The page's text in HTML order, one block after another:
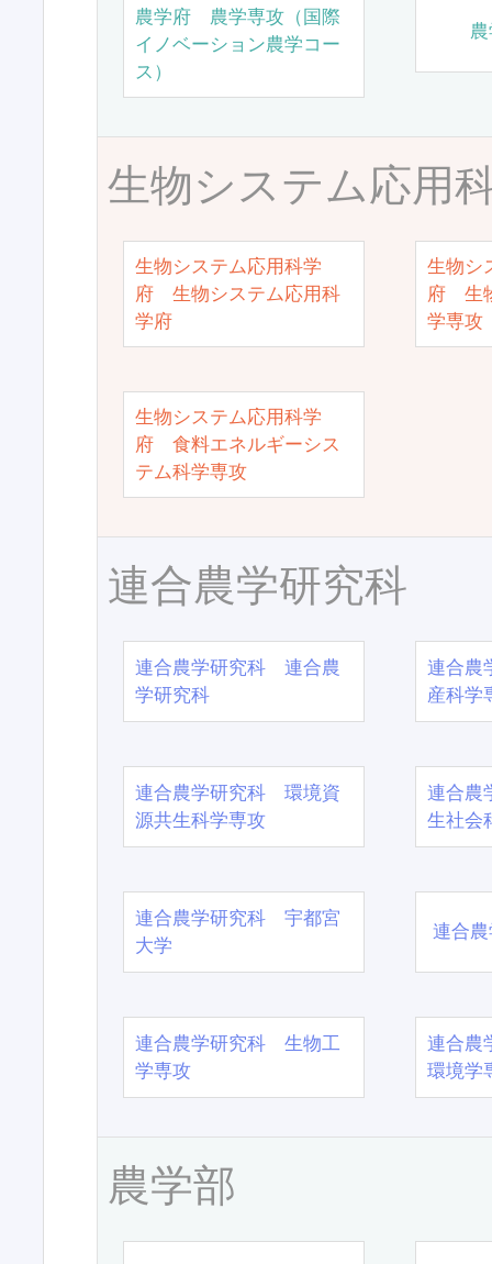
農学府 農学専攻（国際
イノベーション農学コー
ス）
生物システム応用
生物システム応用科学
府 生物システム応用科
学府
生物シ
府 生
学専攻
生物システム応用科学
府 食料エネルギーシス
テム科学専攻
連合農学研究科
連合農学研究科 連合農
学研究科
連合農
産科学
連合農学研究科 環境資
源共生科学専攻
連合農
生社会
連合農学研究科 宇都宮
大学
連合
連合農学研究科 生物工
学専攻
連合農
環境学
農学部